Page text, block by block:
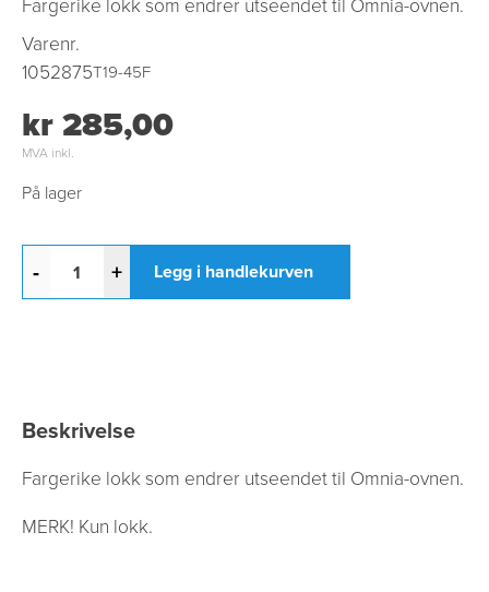
Varenr.
1052875T19-45F
kr 285,00
MVA inkl.
På lager
- + Legg i handlekurven
Beskrivelse
Fargerike lokk som endrer utseendet til Omnia-ovnen.
MERK! Kun lokk.